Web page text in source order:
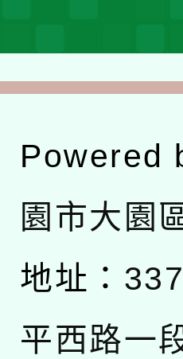
Powered
園市大園
地址：
平西路一